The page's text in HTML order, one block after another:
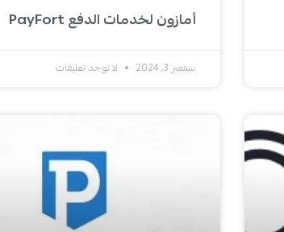
أمازون لخدمات الدفع PayFort
سبتمبر 3, 2024 لا توجد تعليقات